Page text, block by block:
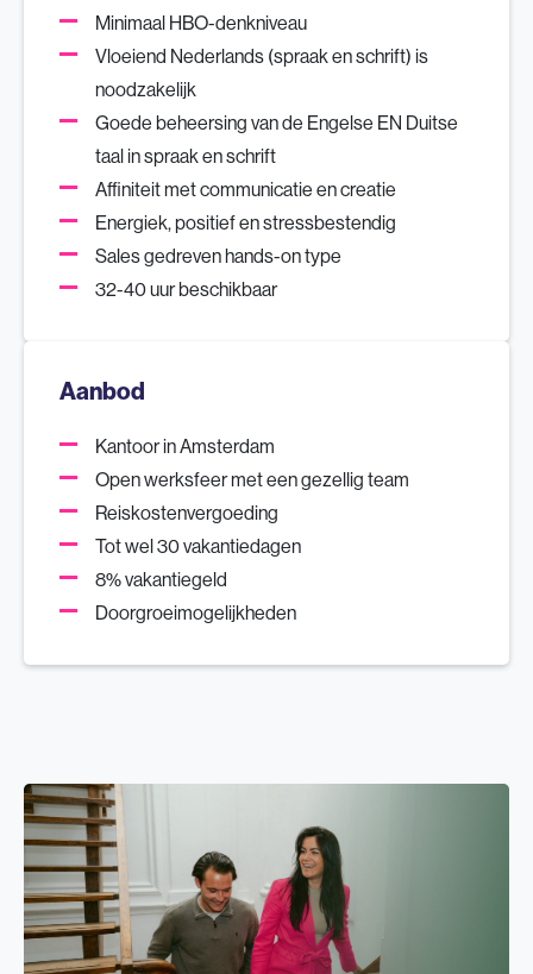
Minimaal HBO-denkniveau
Vloeiend Nederlands (spraak en schrift) is
noodzakelijk
Goede beheersing van de Engelse EN Duitse
taal in spraak en schrift
Affiniteit met communicatie en creatie
Energiek, positief en stressbestendig
Sales gedreven hands-on type
32-40 uur beschikbaar
Aanbod
Kantoor in Amsterdam
Open werksfeer met een gezellig team
Reiskostenvergoeding
Tot wel 30 vakantiedagen
8% vakantiegeld
Doorgroeimogelijkheden